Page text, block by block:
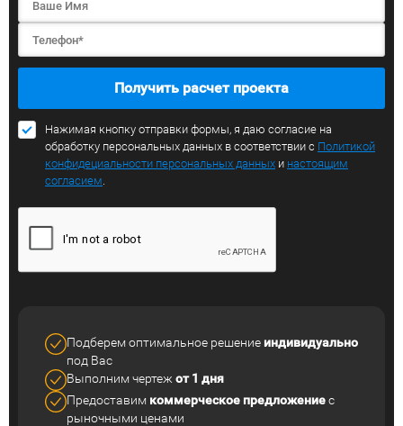
Получить расчет проекта
Нажимая кнопку отправки формы, я даю согласие на
обработку персональных данных в соответствии с Политикой
конфидециальности персональных данных и настоящим
согласием
Подберем оптимальное решение индивидуально
под Вас
Выполним чертеж от 1 дня
Предоставим коммерческое предложениес
рыночными ценами